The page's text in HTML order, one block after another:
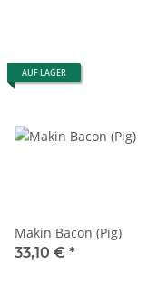
AUF LAGER
Makin Bacon (Pig)
33,10 € *